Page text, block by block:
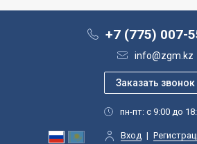
+7 (775) 007-
info@zgm.kz
пн-пт: с 9:00 до
Вход |